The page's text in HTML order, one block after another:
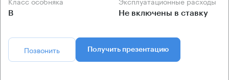
B Не включены в ставку
Позвонить Получить презентацию